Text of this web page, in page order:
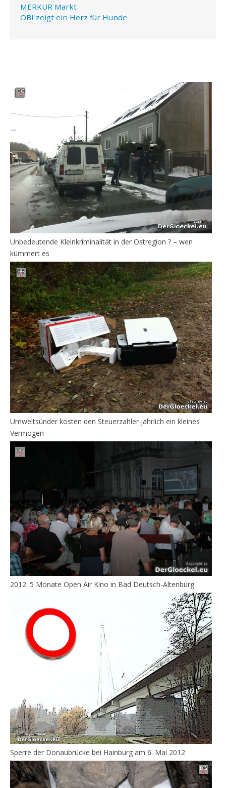
MERKUR Markt
OBI zeigt ein Herz für Hunde
Unbedeutende Kleinkriminalität in der Ostregion ? – wen
kümmert es
Umweltsünder kosten den Steuerzahler jährlich ein kleines
Vermögen
2012: 5 Monate Open Air Kino in Bad Deutsch-Altenburg
Sperre der Donaubrücke bei Hainburg am 6. Mai 2012